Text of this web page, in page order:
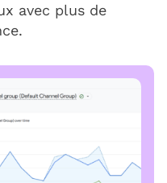
avec plus de